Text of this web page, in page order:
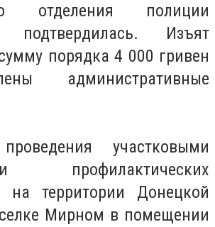
отделения полиции
подтвердилась. Изъят
порядка 4 000 гривен
административные
участковыми
профилактических
на территории Донецкой
Мирном в помещении